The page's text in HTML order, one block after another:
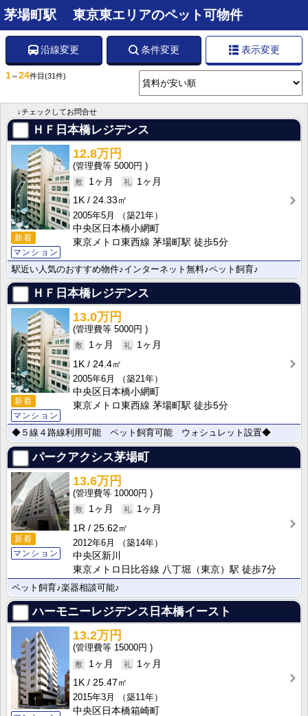
茅場町駅 東京東エリアのペット可物件
沿線変更 条件変更 表示変更
1～24件目 (31件)
↓チェックしてお問合せ
ＨＦ日本橋レジデンス
新着
マンション
12.8万円
5000円
1ヶ月
1ヶ月
1K
24.33㎡
2005年5月
（築21年）
中央区日本橋小網町
東京メトロ東西線 茅場町駅 徒歩5分
駅近い人気のおすすめ物件♪インターネット無料♪ペット飼育♪
ＨＦ日本橋レジデンス
新着
マンション
13.0万円
5000円
1ヶ月
1ヶ月
1K
24.4㎡
2005年6月
（築21年）
中央区日本橋小網町
東京メトロ東西線 茅場町駅 徒歩5分
◆５線４路線利用可能 ペット飼育可能 ウォシュレット設置◆
パークアクシス茅場町
新着
マンション
13.6万円
10000円
1ヶ月
1ヶ月
1R
25.62㎡
2012年6月
（築14年）
中央区新川
東京メトロ日比谷線 八丁堀（東京）駅 徒歩7分
ペット飼育♪楽器相談可能♪
ハーモニーレジデンス日本橋イースト
13.2万円
15000円
1ヶ月
1ヶ月
1K
25.47㎡
2015年3月
（築11年）
中央区日本橋箱崎町